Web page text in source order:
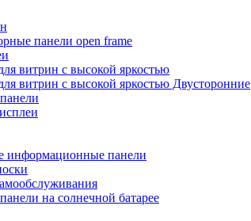
панели open frame
витрин с высокой яркостью
витрин с высокой яркостью Двусторонние
информационные панели
на солнечной батарее